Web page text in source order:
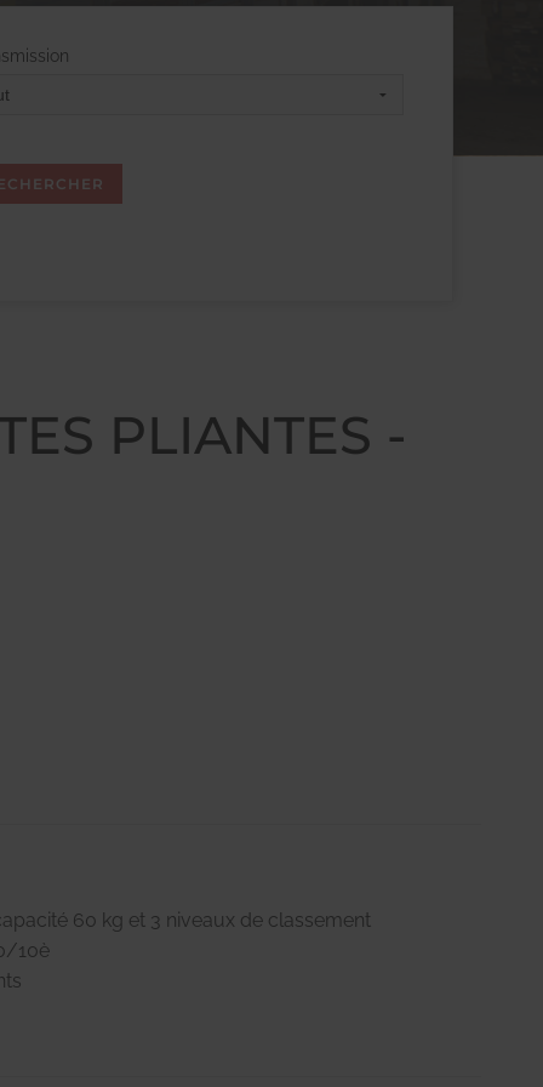
PLIANTES -
60 kg et 3 niveaux de classement
10è